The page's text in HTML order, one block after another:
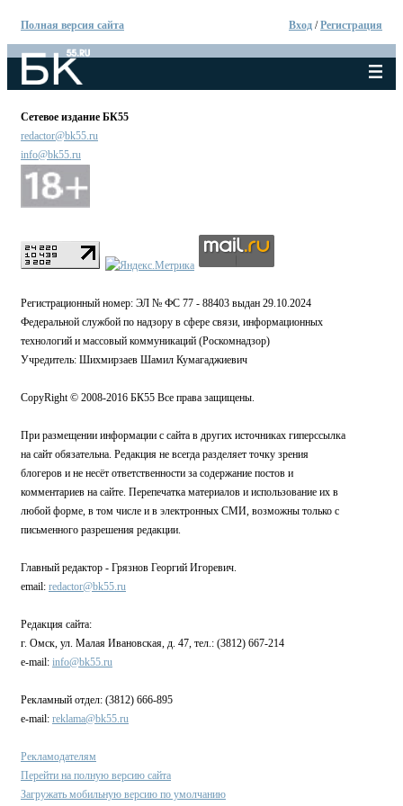
Полная версия сайта Вход /Регистрация
Сетевое издание БК55
redactor@bk55.ru
info@bk55.ru
Регистрационный номер: ЭЛ № ФС 77 - 88403 выдан 29.10.2024
Федеральной службой по надзору в сфере связи, информационных
технологий и массовый коммуникаций (Роскомнадзор)
Учредитель: Шихмирзаев Шамил Кумагаджиевич
CopyRight © 2008-2016 БК55 Все права защищены.
При размещении информации с сайта в других источниках гиперссылка
на сайт обязательна. Редакция не всегда разделяет точку зрения
блогеров и не несёт ответственности за содержание постов и
комментариев на сайте. Перепечатка материалов и использование их в
любой форме, в том числе и в электронных СМИ, возможны только с
письменного разрешения редакции.
Главный редактор - Грязнов Георгий Игоревич.
email: redactor@bk55.ru
Редакция сайта:
г. Омск, ул. Малая Ивановская, д. 47, тел.: (3812) 667-214
e-mail: info@bk55.ru
Рекламный отдел: (3812) 666-895
e-mail: reklama@bk55.ru
Рекламодателям
Перейти на полную версию сайта
Загружать мобильную версию по умолчанию